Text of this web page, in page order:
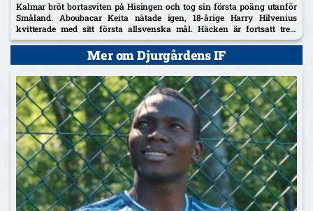
Kalmar bröt bortasviten på Hisingen och tog sin första poäng utanför
Småland. Aboubacar Keita nätade igen, 18-årige Harry Hilvenius
kvitterade med sitt första allsvenska mål. Häcken är fortsatt trea,
Kalmar kliver upp på tionde plats.
Mer om Djurgårdens IF